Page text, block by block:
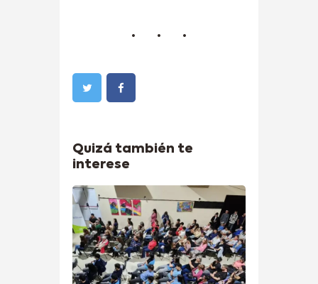
Quizá también te
interese